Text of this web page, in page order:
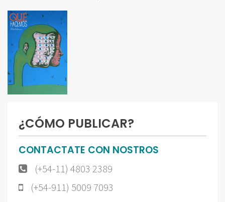
¿CÓMO PUBLICAR?
CONTACTATE CON NOSTROS
(+54-11) 4803 2389
(+54-911) 5009 7093